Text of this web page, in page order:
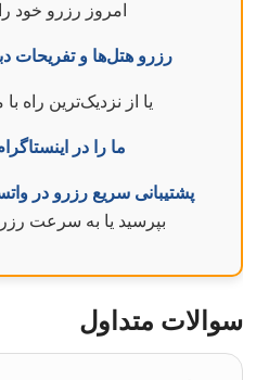
امروز رزرو خود
رزرو هتل‌ها و تفریحات
یا از نزدیک‌ترین راه
ما را در
پشتیبانی سریع رزرو در
بپرسید یا به سرعت
سوالات متداول